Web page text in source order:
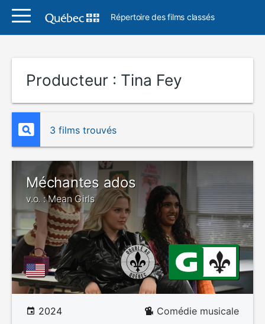
Répertoire des films classés
Producteur : Tina Fey
3 films trouvés
Méchantes ados
v.o. : Mean Girls
2024 Comédie musicale